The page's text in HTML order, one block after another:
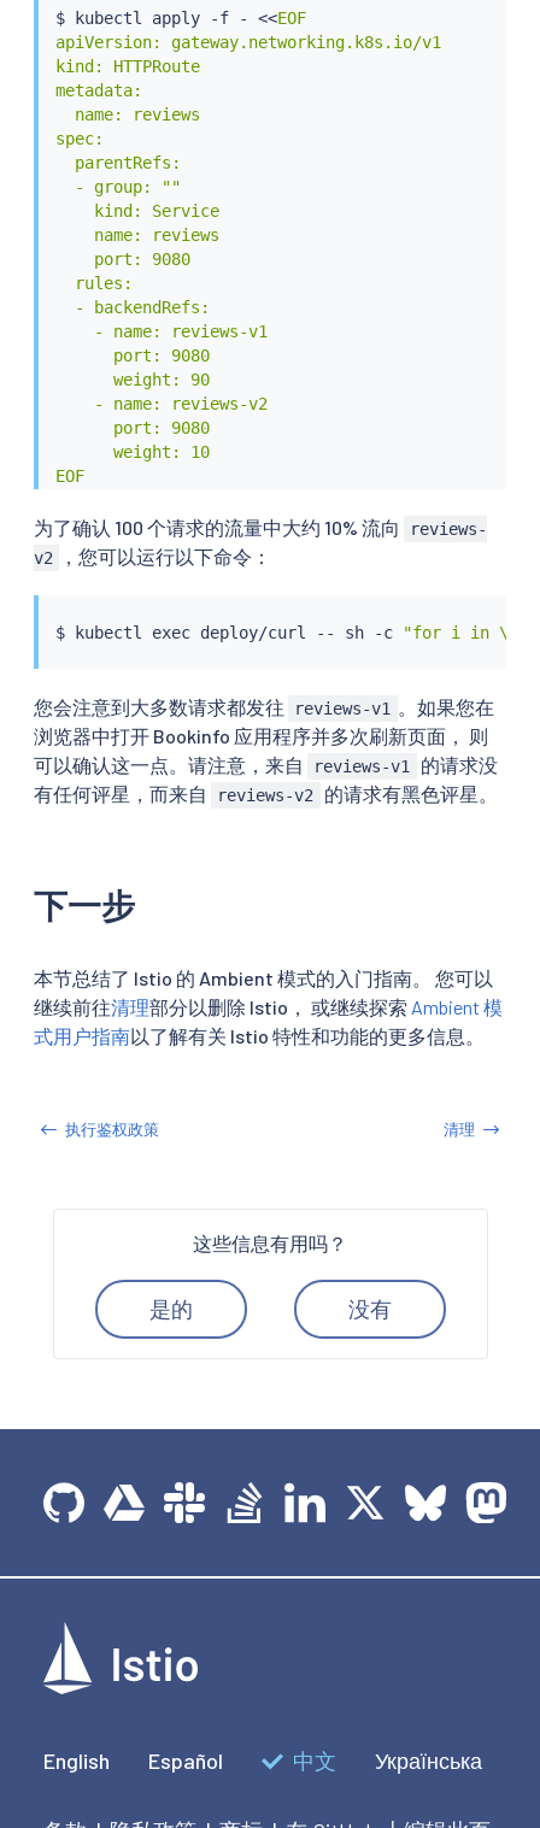
$ kubectl apply -f - <<EOF
apiVersion: gateway.networking.k8s.io/v1
kind: HTTPRoute
metadata:
  name: reviews
spec:
  parentRefs:
  - group: ""
    kind: Service
    name: reviews
    port: 9080
  rules:
  - backendRefs:
    - name: reviews-v1
      port: 9080
      weight: 90
    - name: reviews-v2
      port: 9080
      weight: 10
EOF
为了确认 100 个请求的流量中大约 10% 流向
reviews-
v2
，您可以运行以下命令：
$ kubectl exec deploy/curl -- sh -c "for i in \
您会注意到大多数请求都发往 reviews-v1
。如果您在
浏览器中打开 Bookinfo 应用程序并多次刷新页面， 则
可以确认这一点。请注意，来自
reviews-v1
的请求没
有任何评星，而来自
reviews-v2 的请求有黑色评星。
下一步
本节总结了 Istio 的 Ambient 模式的入门指南。 您可以
继续前往清理部分以删除 Istio， 或继续探索 Ambient 模
式用户指南以了解有关 Istio 特性和功能的更多信息。
执行鉴权政策 清理
这些信息有用吗？
是的 没有
English Español 中文 Українська